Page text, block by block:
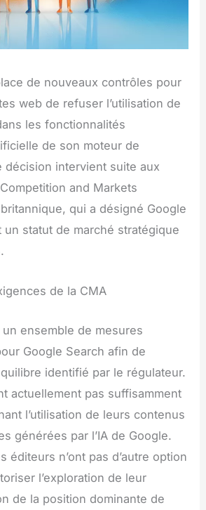
de nouveaux contrôles pour
web de refuser l’utilisation de
les fonctionnalités
de son moteur de
décision intervient suite aux
and Markets
qui a désigné Google
un statut de marché stratégique
de la CMA
ensemble de mesures
Google Search afin de
identifié par le régulateur.
actuellement pas suffisamment
l’utilisation de leurs contenus
générées par l’IA de Google.
éditeurs n’ont pas d’autre option
l’exploration de leur
de la position dominante de